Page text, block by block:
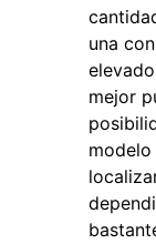
una
mejor